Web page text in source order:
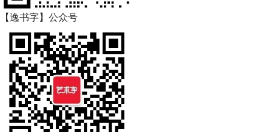
【逸书字】公众号